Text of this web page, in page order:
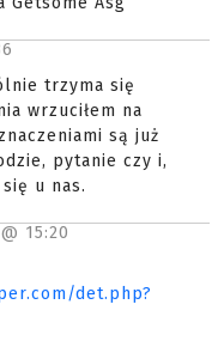
trzyma się
wrzuciłem na
są już
pytanie czy i,
u nas.
15:20
det.php?